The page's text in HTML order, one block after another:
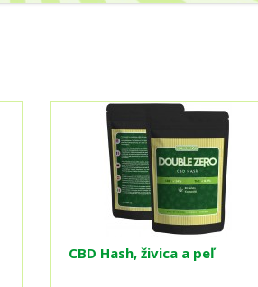
CBD Hash, živica a peľ